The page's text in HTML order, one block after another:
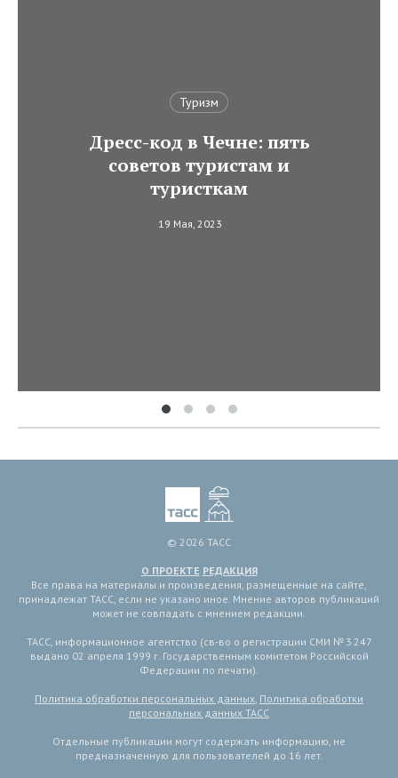
Туризм
Дресс-код в Чечне: пять
советов туристам и
туристкам
19 Мая, 2023
© 2026 ТАСС
О ПРОЕКТЕ РЕДАКЦИЯ
Все права на материалы и произведения, размещенные на сайте,
принадлежат ТАСС, если не указано иное. Мнение авторов публикаций
может не совпадать с мнением редакции.
ТАСС, информационное агентство (св-во о регистрации СМИ № 3 247
выдано 02 апреля 1999 г. Государственным комитетом Российской
Федерации по печати).
Политика обработки персональных данных, Политика обработки
персональных данных ТАСС
Отдельные публикации могут содержать информацию, не
предназначенную для пользователей до 16 лет.